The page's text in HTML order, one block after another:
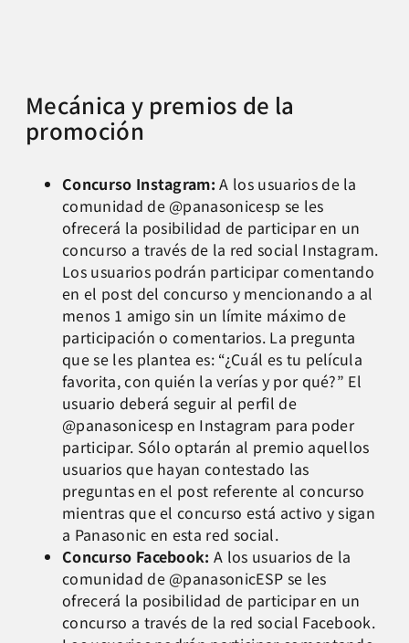
Mecánica y premios de la
promoción
Concurso Instagram: A los usuarios de la
comunidad de @panasonicesp se les
ofrecerá la posibilidad de participar en un
concurso a través de la red social Instagram.
Los usuarios podrán participar comentando
en el post del concurso y mencionando a al
menos 1 amigo sin un límite máximo de
participación o comentarios. La pregunta
que se les plantea es: “¿Cuál es tu película
favorita, con quién la verías y por qué?” El
usuario deberá seguir al perfil de
@panasonicesp en Instagram para poder
participar. Sólo optarán al premio aquellos
usuarios que hayan contestado las
preguntas en el post referente al concurso
mientras que el concurso está activo y sigan
a Panasonic en esta red social.
Concurso Facebook: A los usuarios de la
comunidad de @panasonicESP se les
ofrecerá la posibilidad de participar en un
concurso a través de la red social Facebook.